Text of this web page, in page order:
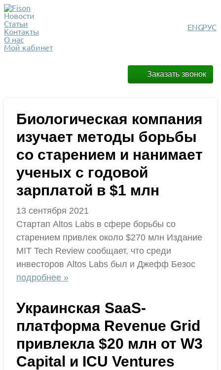
РУС
ENG
Новости
Статьи
Контакты
О нас
Мой кабинет
Заказать звонок
Биологическая компания
изучает методы борьбы
со старением и нанимает
ученых с годовой
зарплатой в $1 млн
13 сентября 2021
Стартап Altos Labs в сфере борьбы со
старением привлек около $270 млн Издание
MIT Tech Review сообщает, что среди
инвесторов Altos Labs был и Джефф Безос
подробнее »
Украинская SaaS-
платформа Revenue Grid
привлекла $20 млн от W3
Capital и ICU Ventures